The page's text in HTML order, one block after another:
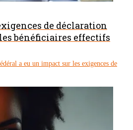
de déclaration
bénéficiaires effectifs
a eu un impact sur les exigences de